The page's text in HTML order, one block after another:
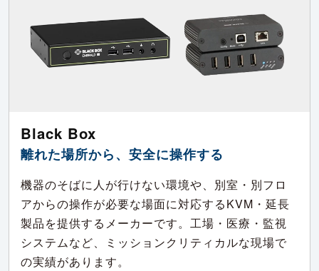
Black Box
離れた場所から、安全に操作する
機器のそばに人が行けない環境や、別室・別フロ
アからの操作が必要な場面に対応するKVM・延長
製品を提供するメーカーです。工場・医療・監視
システムなど、ミッションクリティカルな現場で
の実績があります。